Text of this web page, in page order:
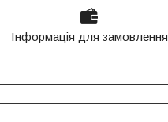
Інформація для замовлення